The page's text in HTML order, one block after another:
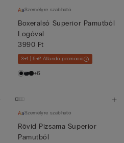
Személyre szabható
Boxeralsó Superior Pamutból
Logóval
3990 Ft
3+1 | 5+2 Állandó promóció
+6
Személyre szabható
Rövid Pizsama Superior
Pamutból